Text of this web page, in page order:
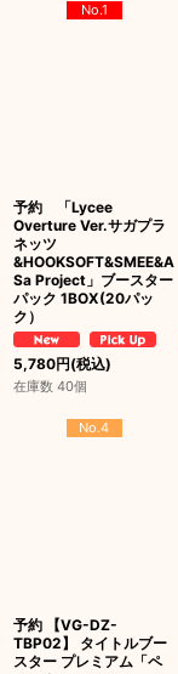
No.1
予約 「Lycee
Overture Ver.サガプラ
ネッツ
&HOOKSOFT&SMEE&A
Sa Project」ブースター
パック 1BOX(20パッ
ク）
5,780円(税込)
在庫数 40個
No.4
予約 【VG-DZ-
TBP02】 タイトルブー
スター プレミアム「ペ